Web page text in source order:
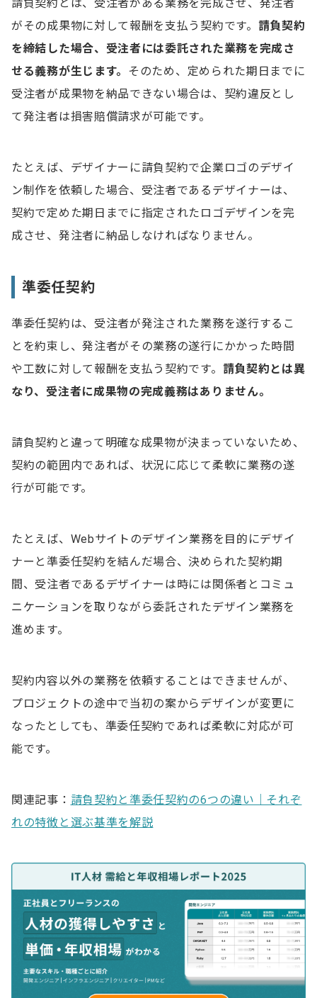
請負契約とは、受注者がある業務を完成させ、発注者
がその成果物に対して報酬を支払う契約です。 請負契約
を締結した場合、受注者には委託された業務を完成さ
せる義務が生じます。
そのため、定められた期日までに
受注者が成果物を納品できない場合は、契約違反とし
て発注者は損害賠償請求が可能です。
たとえば、デザイナーに請負契約で企業ロゴのデザイ
ン制作を依頼した場合、受注者であるデザイナーは、
契約で定めた期日までに指定されたロゴデザインを完
成させ、発注者に納品しなければなりません。
準委任契約
準委任契約は、受注者が発注された業務を遂行するこ
とを約束し、発注者がその業務の遂行にかかった時間
や工数に対して報酬を支払う契約です。 請負契約とは異
なり、受注者に成果物の完成義務はありません。
請負契約と違って明確な成果物が決まっていないため、
契約の範囲内であれば、状況に応じて柔軟に業務の遂
行が可能です。
たとえば、Webサイトのデザイン業務を目的にデザイ
ナーと準委任契約を結んだ場合、決められた契約期
間、受注者であるデザイナーは時には関係者とコミュ
ニケーションを取りながら委託されたデザイン業務を
進めます。
契約内容以外の業務を依頼することはできませんが、
プロジェクトの途中で当初の案からデザインが変更に
なったとしても、準委任契約であれば柔軟に対応が可
能です。
関連記事： 請負契約と準委任契約の6つの違い｜それぞ
れの特徴と選ぶ基準を解説